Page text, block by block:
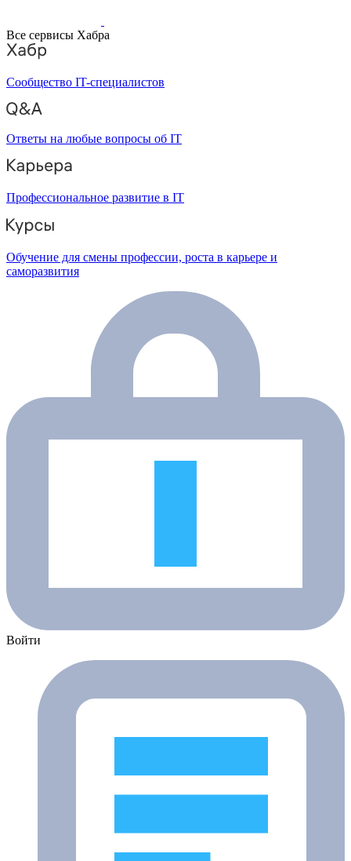
Все сервисы Хабра
Сообщество IT-специалистов
Ответы на любые вопросы об IT
Профессиональное развитие в IT
Обучение для смены профессии, роста в карьере и
саморазвития
Войти